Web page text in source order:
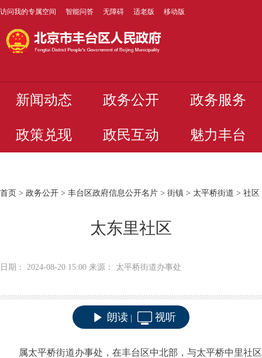
访问我的专属空间 智能问答 无障碍 适老版 移动版
新闻动态 政务公开 政务服务
政策兑现 政民互动 魅力丰台
首页 > 政务公开 > 丰台区政府信息公开名片 > 街镇 > 太平桥街道 > 社区
太东里社区
日期： 2024-08-20 15:00 来源： 太平桥街道办事处
朗读 视听
属太平桥街道办事处，在丰台区中北部，与太平桥中里社区